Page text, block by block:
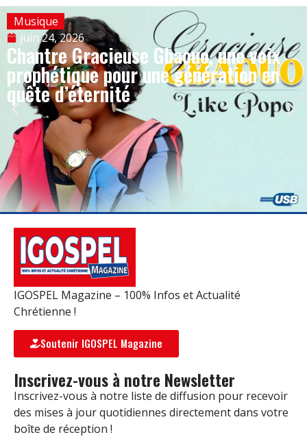
Musique
juin 24, 2026
Chantre Gracieuse Gbaouo, une voix
prophétique pour une génération en
quête d’éternité
IGOSPEL Magazine – 100% Infos et Actualité
Chrétienne !
Soutenir IGOSPEL Magazine
Inscrivez-vous à notre Newsletter
Inscrivez-vous à notre liste de diffusion pour recevoir
des mises à jour quotidiennes directement dans votre
boîte de réception !